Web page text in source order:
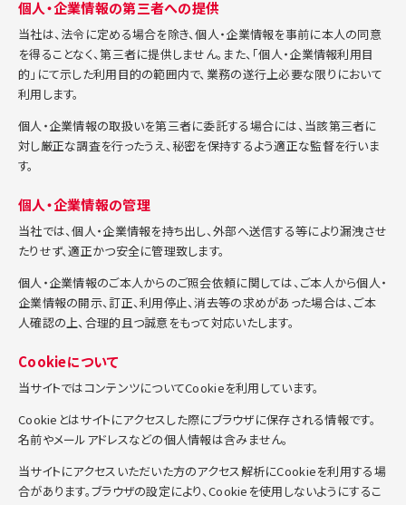
個人・企業情報の第三者への提供
当社は、法令に定める場合を除き、個人・企業情報を事前に本人の同意
を得ることなく、第三者に提供しません。また、「個人・企業情報利用目
的」にて示した利用目的の範囲内で、業務の遂行上必要な限りにおいて
利用します。
個人・企業情報の取扱いを第三者に委託する場合には、当該第三者に
対し厳正な調査を行ったうえ、秘密を保持するよう適正な監督を行いま
す。
個人・企業情報の管理
当社では、個人・企業情報を持ち出し、外部へ送信する等により漏洩させ
たりせず、適正かつ安全に管理致します。
個人・企業情報のご本人からのご照会依頼に関しては、ご本人から個人・
企業情報の開示、訂正、利用停止、消去等の求めがあった場合は、ご本
人確認の上、合理的且つ誠意をもって対応いたします。
Cookieについて
当サイトではコンテンツについてCookieを利用しています。
Cookieとはサイトにアクセスした際にブラウザに保存される情報です。
名前やメールアドレスなどの個人情報は含みません。
当サイトにアクセスいただいた方のアクセス解析にCookieを利用する場
合があります。ブラウザの設定により、Cookieを使用しないようにするこ